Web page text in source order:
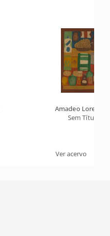
Amadeo
Sem Título
Ver acervo